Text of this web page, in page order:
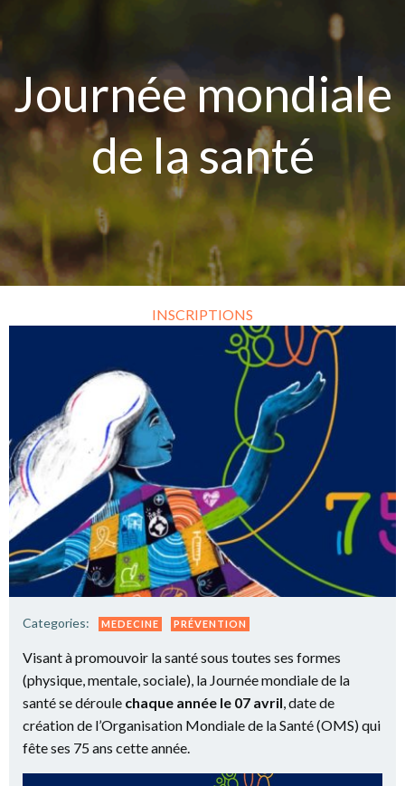
Journée mondiale
de la santé
INSCRIPTIONS
Categories: MEDECINE PRÉVENTION
Visant à promouvoir la santé sous toutes ses formes
(physique, mentale, sociale), la Journée mondiale de la
santé se déroule chaque année le 07 avril, date de
création de l’Organisation Mondiale de la Santé (OMS) qui
fête ses 75 ans cette année.